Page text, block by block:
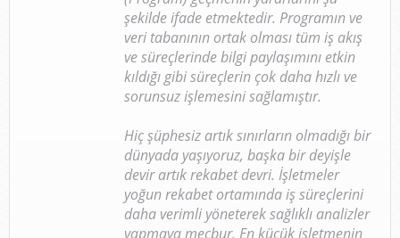
şekilde ifade etmektedir. Programın ve
veri tabanının ortak olması tüm iş akış
ve süreçlerinde bilgi paylaşımını etkin
kıldığı gibi süreçlerin çok daha hızlı ve
sorunsuz işlemesini sağlamıştır.
Hiç şüphesiz artık sınırların olmadığı bir
dünyada yaşıyoruz, başka bir deyişle
devir artık rekabet devri. İşletmeler
yoğun rekabet ortamında iş süreçlerini
daha verimli yöneterek sağlıklı analizler
yapmaya mecbur. En küçük işletmenin